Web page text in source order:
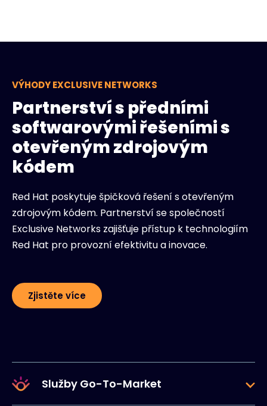
VÝHODY EXCLUSIVE NETWORKS
Partnerství s předními
softwarovými řešeními s
otevřeným zdrojovým
kódem
Red Hat poskytuje špičková řešení s otevřeným
zdrojovým kódem. Partnerství se společností
Exclusive Networks zajišťuje přístup k technologiím
Red Hat pro provozní efektivitu a inovace.
Zjistěte více
Služby Go-To-Market